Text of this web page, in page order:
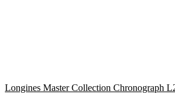
Longines Master Collection Chronograph